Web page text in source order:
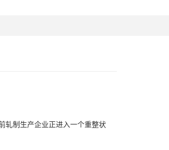
制生产企业正进入一个重整状